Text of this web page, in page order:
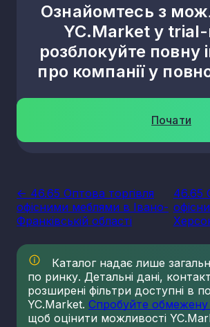
Ознайомтесь з
YC.Market у trial-
розблокуйте повну
про компанії у
Почати
<- 46.65 Оптова торгівля
офісними меблями в Івано-
Франківській області
46.65
Каталог надає лише
по ринку. Детальні дані,
розширені фільтри доступні в
YC.Market. Спробуйте обмежену
щоб оцінити можливості